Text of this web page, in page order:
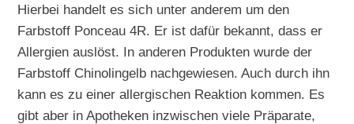
Hierbei handelt es sich unter anderem um den
Farbstoff Ponceau 4R. Er ist dafür bekannt, dass er
Allergien auslöst. In anderen Produkten wurde der
Farbstoff Chinolingelb nachgewiesen. Auch durch ihn
kann es zu einer allergischen Reaktion kommen. Es
gibt aber in Apotheken inzwischen viele Präparate,